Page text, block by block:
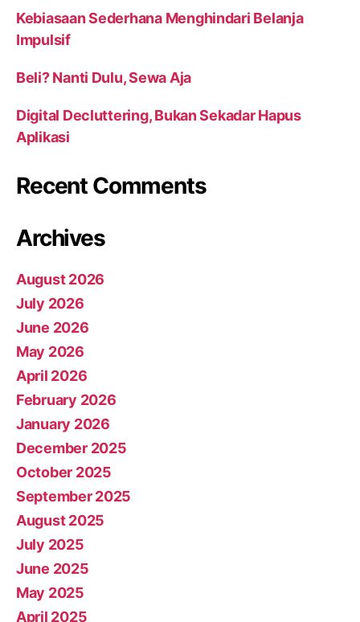
Kebiasaan Sederhana Menghindari Belanja
Impulsif
Beli? Nanti Dulu, Sewa Aja
Digital Decluttering, Bukan Sekadar Hapus
Aplikasi
Recent Comments
Archives
August 2026
July 2026
June 2026
May 2026
April 2026
February 2026
January 2026
December 2025
October 2025
September 2025
August 2025
July 2025
June 2025
May 2025
April 2025